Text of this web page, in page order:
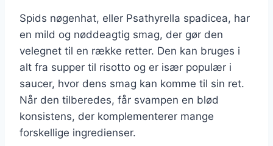
Spids nøgenhat, eller Psathyrella spadicea, har
en mild og nøddeagtig smag, der gør den
velegnet til en række retter. Den kan bruges i
alt fra supper til risotto og er især populær i
saucer, hvor dens smag kan komme til sin ret.
Når den tilberedes, får svampen en blød
konsistens, der komplementerer mange
forskellige ingredienser.